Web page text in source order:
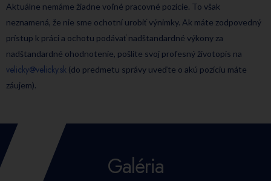
Aktuálne nemáme žiadne voľné pracovné pozície. To však
neznamená, že nie sme ochotní urobiť výnimky. Ak máte zodpovedný
prístup k práci a ochotu podávať nadštandardné výkony za
nadštandardné ohodnotenie, pošlite svoj profesný životopis na
velicky@velicky.sk (do predmetu správy uveďte o akú pozíciu máte
záujem).
Galéria